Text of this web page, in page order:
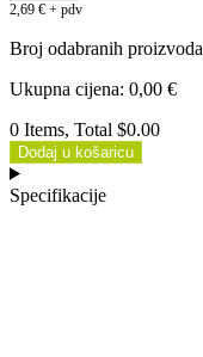
2,69 € + pdv
Broj odabranih proizvoda
Ukupna cijena: 0,00 €
0 Items, Total $0.00
Dodaj u košaricu
Specifikacije